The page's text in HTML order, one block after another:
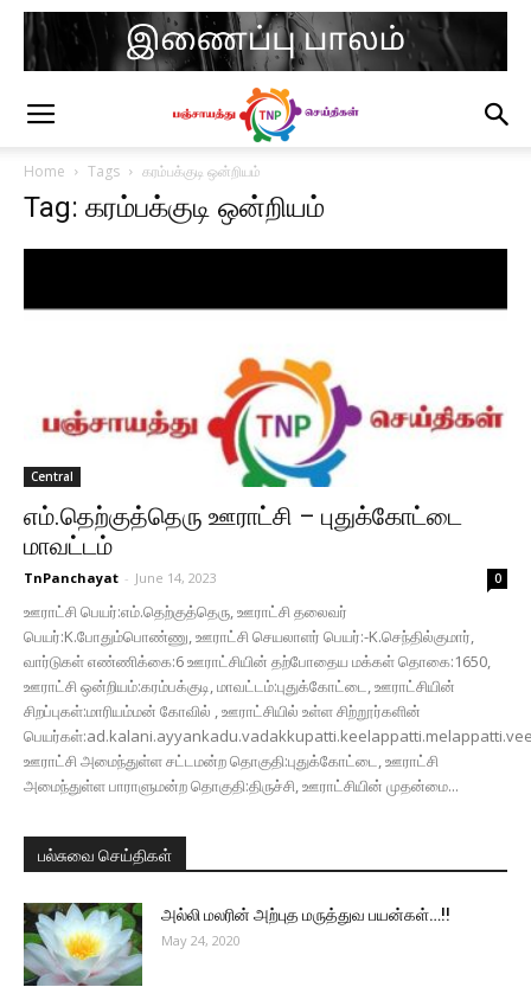
Home Tags கரம்பக்குடி ஒன்றியம்
Tag: கரம்பக்குடி ஒன்றியம்
Central
எம்.தெற்குத்தெரு ஊராட்சி – புதுக்கோட்டை
மாவட்டம்
TnPanchayat - June 14, 2023 0
ஊராட்சி பெயர்:எம்.தெற்குத்தெரு, ஊராட்சி தலைவர்
பெயர்:K.போதும்பொண்ணு, ஊராட்சி செயலாளர் பெயர்:-K.செந்தில்குமார்,
வார்டுகள் எண்ணிக்கை:6 ஊராட்சியின் தற்போதைய மக்கள் தொகை:1650,
ஊராட்சி ஒன்றியம்:கரம்பக்குடி, மாவட்டம்:புதுக்கோட்டை, ஊராட்சியின்
சிறப்புகள்:மாரியம்மன் கோவில் , ஊராட்சியில் உள்ள சிற்றூர்களின்
ஊராட்சி அமைந்துள்ள சட்டமன்ற தொகுதி:புதுக்கோட்டை, ஊராட்சி
அமைந்துள்ள பாராளுமன்ற தொகுதி:திருச்சி, ஊராட்சியின் முதன்மை...
பல்சுவை செய்திகள்
அல்லி மலரின் அற்புத மருத்துவ பயன்கள்…!!
May 24, 2020